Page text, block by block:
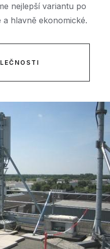
nejlepší variantu po
hlavně ekonomické.